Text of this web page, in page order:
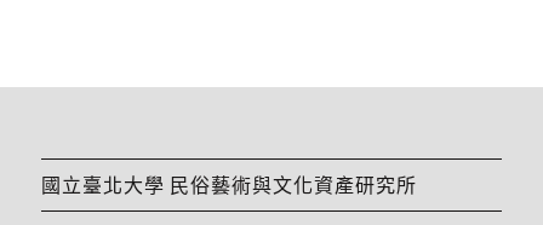
國立臺北大學 民俗藝術與文化資產研究所